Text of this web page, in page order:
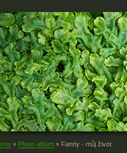
» Photo album » Fanny - můj život